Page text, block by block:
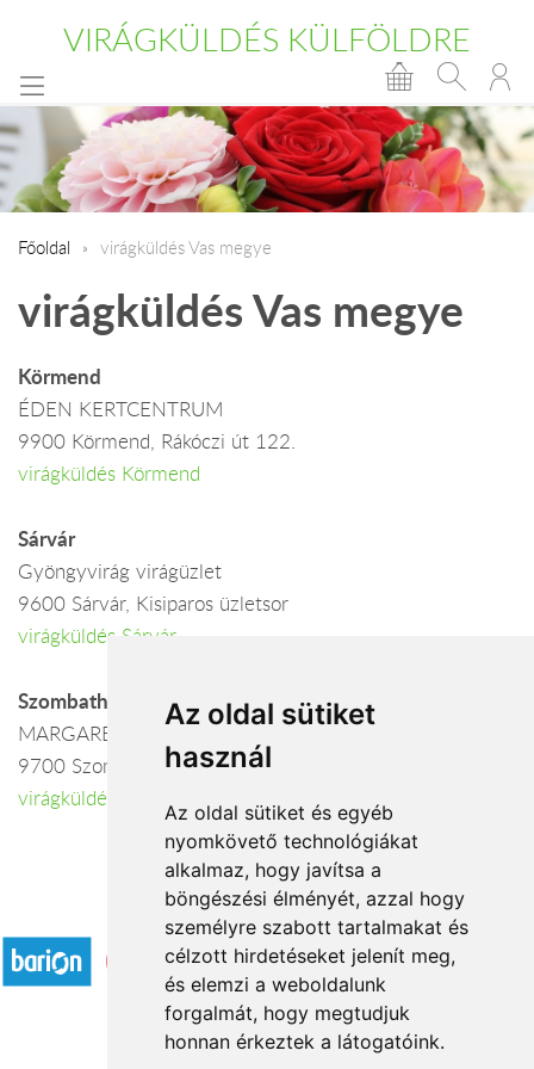
Az oldal sütiket
használ
Az oldal sütiket és egyéb
nyomkövető technológiákat
alkalmaz, hogy javítsa a
böngészési élményét, azzal hogy
személyre szabott tartalmakat és
célzott hirdetéseket jelenít meg,
és elemzi a weboldalunk
forgalmát, hogy megtudjuk
honnan érkeztek a látogatóink.
VIRÁGKÜLDÉS KÜLFÖLDRE
Főoldal virágküldés Vas megye
virágküldés Vas megye
Körmend
ÉDEN KERTCENTRUM
9900 Körmend, Rákóczi út 122.
virágküldés Körmend
Sárvár
Gyöngyvirág virágüzlet
9600 Sárvár, Kisiparos üzletsor
virágküldés Sárvár
Szombathely
MARGARÉTA VIRÁGSZALON
9700 Szombathely, Fő tér 8.
virágküldés Szombathely
Elfogadott fizetési módok